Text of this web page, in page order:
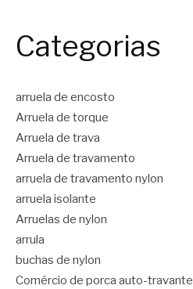
Categorias
arruela de encosto
Arruela de torque
Arruela de trava
Arruela de travamento
arruela de travamento nylon
arruela isolante
Arruelas de nylon
arrula
buchas de nylon
Comércio de porca auto-travante